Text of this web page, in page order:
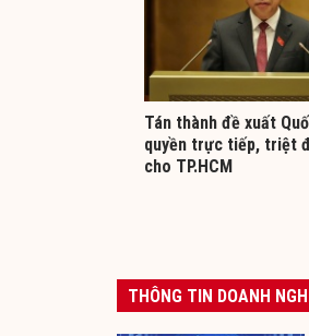
Tán thành đề xuất
quyền trực tiếp, triệt
cho TP.HCM
THÔNG TIN DOANH